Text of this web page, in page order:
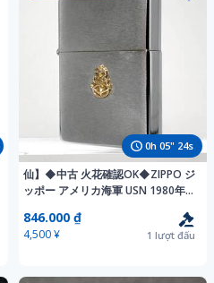
0h 05" 23s
仙】◆中古 火花確認OK◆ZIPPO ジ
ッポー アメリカ海軍 USN 1980年
着火未確認 喫煙グッズ 喫煙具
【505】
846.000 ₫
4,500 ¥ 1 lượt đấu